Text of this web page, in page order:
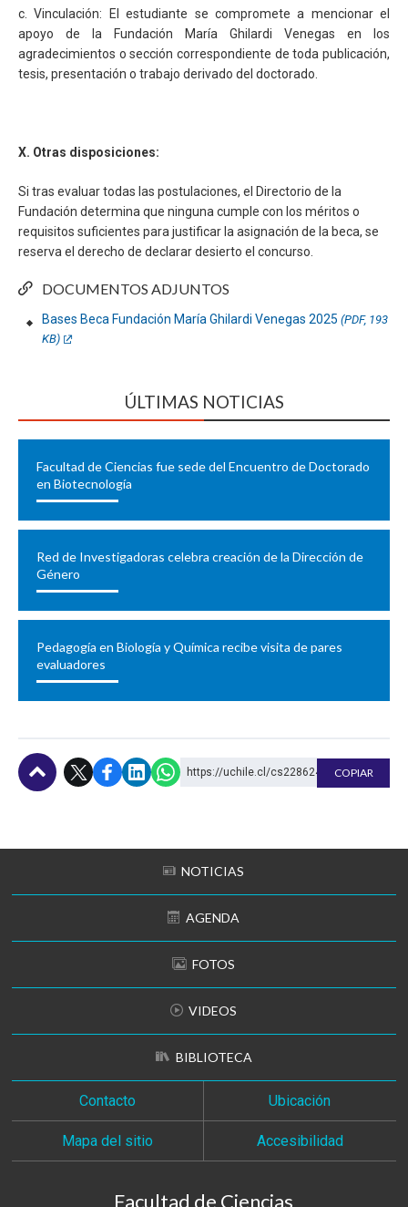
DOCUMENTOS ADJUNTOS
Bases Beca Fundación María Ghilardi Venegas 2025 (PDF, 193
KB)
c. Vinculación: El estudiante se compromete a mencionar el
apoyo de la Fundación María Ghilardi Venegas en los
agradecimientos o sección correspondiente de toda publicación,
tesis, presentación o trabajo derivado del doctorado.
X. Otras disposiciones:
Si tras evaluar todas las postulaciones, el Directorio de la
Fundación determina que ninguna cumple con los méritos o
requisitos suficientes para justificar la asignación de la beca, se
reserva el derecho de declarar desierto el concurso.
ÚLTIMAS NOTICIAS
Facultad de Ciencias fue sede del Encuentro de Doctorado
en Biotecnología
Red de Investigadoras celebra creación de la Dirección de
Género
Pedagogía en Biología y Química recibe visita de pares
evaluadores
https://uchile.cl/cs228624 COPIAR
NOTICIAS
AGENDA
FOTOS
VIDEOS
BIBLIOTECA
Contacto Ubicación
Mapa del sitio Accesibilidad
Facultad de Ciencias